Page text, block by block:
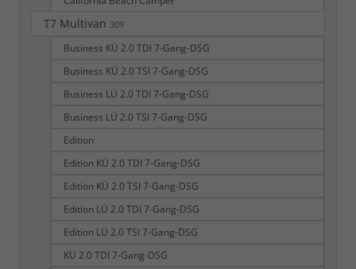
T7 Multivan 309
Business KÜ 2.0 TDI 7-Gang-DSG
Business KÜ 2.0 TSI 7-Gang-DSG
Business LÜ 2.0 TDI 7-Gang-DSG
Business LÜ 2.0 TSI 7-Gang-DSG
Edition
Edition KÜ 2.0 TDI 7-Gang-DSG
Edition KÜ 2.0 TSI 7-Gang-DSG
Edition LÜ 2.0 TDI 7-Gang-DSG
Edition LÜ 2.0 TSI 7-Gang-DSG
KÜ 2.0 TDI 7-Gang-DSG